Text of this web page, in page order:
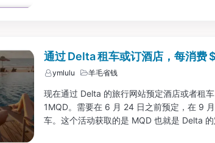
通过 Delta 租车或订酒店，每消费
ymlulu 羊毛省钱
现在通过 Delta 的旅行网站预定酒店或者租
1MQD。需要在 6 月 24 日之前预定，在 9
车。这个活动获取的是 MQD 也就是 Delta